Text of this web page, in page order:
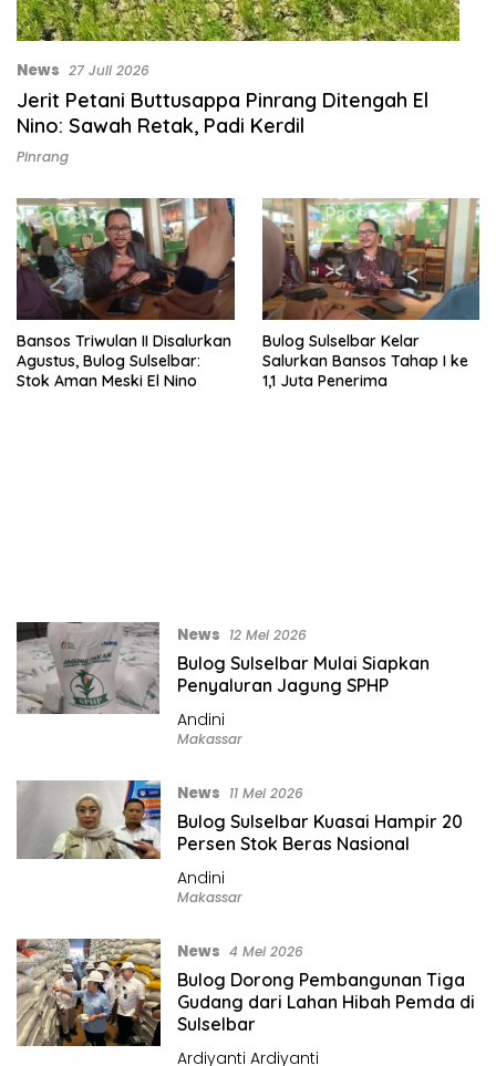
News 27 Juli 2026
Jerit Petani Buttusappa Pinrang Ditengah El
Nino: Sawah Retak, Padi Kerdil
Pinrang
Bansos Triwulan II Disalurkan
Agustus, Bulog Sulselbar:
Stok Aman Meski El Nino
Bulog Sulselbar Kelar
Salurkan Bansos Tahap I ke
1,1 Juta Penerima
News 12 Mei 2026
Bulog Sulselbar Mulai Siapkan
Penyaluran Jagung SPHP
Andini
Makassar
News 11 Mei 2026
Bulog Sulselbar Kuasai Hampir 20
Persen Stok Beras Nasional
Andini
Makassar
News 4 Mei 2026
Bulog Dorong Pembangunan Tiga
Gudang dari Lahan Hibah Pemda di
Sulselbar
Ardiyanti Ardiyanti